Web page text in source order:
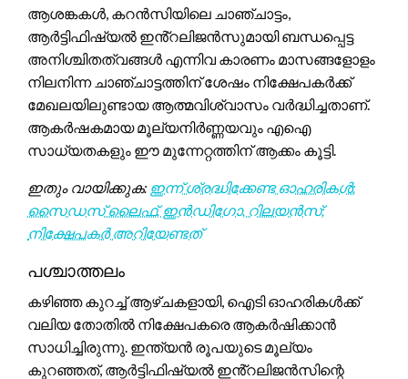
ആശങ്കകൾ, കറൻസിയിലെ ചാഞ്ചാട്ടം,
ആർട്ടിഫിഷ്യൽ ഇൻ്റലിജൻസുമായി ബന്ധപ്പെട്ട
അനിശ്ചിതത്വങ്ങൾ എന്നിവ കാരണം മാസങ്ങളോളം
നിലനിന്ന ചാഞ്ചാട്ടത്തിന് ശേഷം നിക്ഷേപകർക്ക്
മേഖലയിലുണ്ടായ ആത്മവിശ്വാസം വർദ്ധിച്ചതാണ്.
ആകർഷകമായ മൂല്യനിർണ്ണയവും എഐ
സാധ്യതകളും ഈ മുന്നേറ്റത്തിന് ആക്കം കൂട്ടി.
ഇതും വായിക്കുക: ഇന്ന് ശ്രദ്ധിക്കേണ്ട ഓഹരികൾ:
സൈഡസ് ലൈഫ്, ഇൻഡിഗോ, റിലയൻസ്;
നിക്ഷേപകർ അറിയേണ്ടത്
പശ്ചാത്തലം
കഴിഞ്ഞ കുറച്ച് ആഴ്ചകളായി, ഐടി ഓഹരികൾക്ക്
വലിയ തോതിൽ നിക്ഷേപകരെ ആകർഷിക്കാൻ
സാധിച്ചിരുന്നു. ഇന്ത്യൻ രൂപയുടെ മൂല്യം
കുറഞ്ഞത്, ആർട്ടിഫിഷ്യൽ ഇൻ്റലിജൻസിന്റെ